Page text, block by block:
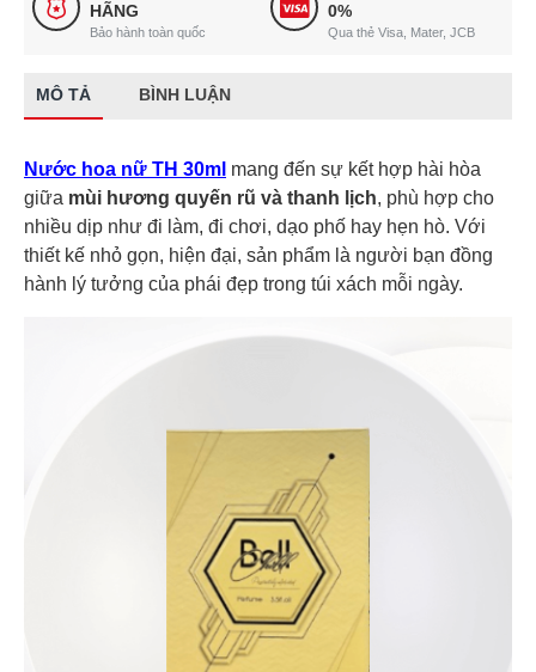
HÃNG
Bảo hành toàn quốc
0%
Qua thẻ Visa, Mater, JCB
MÔ TẢ BÌNH LUẬN
Nước hoa nữ TH 30ml mang đến sự kết hợp hài hòa
giữa mùi hương quyến rũ và thanh lịch, phù hợp cho
nhiều dịp như đi làm, đi chơi, dạo phố hay hẹn hò. Với
thiết kế nhỏ gọn, hiện đại, sản phẩm là người bạn đồng
hành lý tưởng của phái đẹp trong túi xách mỗi ngày.